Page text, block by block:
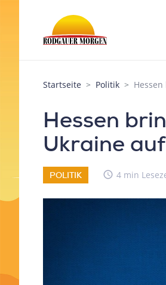
Startseite Politik
Hessen
Ukraine
POLITIK access_time 4 min